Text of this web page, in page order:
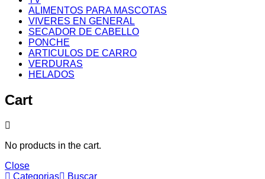
ALIMENTOS PARA MASCOTAS
VIVERES EN GENERAL
SECADOR DE CABELLO
PONCHE
ARTICULOS DE CARRO
VERDURAS
HELADOS
Cart
No products in the cart.
Close
Categorias
Buscar